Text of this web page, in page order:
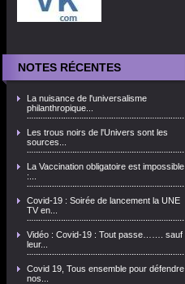
NOTES RÉCENTES
La nuisance de l'universalisme
philanthropique...
Les trous noirs de l'Univers sont les
sources...
La Vaccination obligatoire est impossible
:...
Covid-19 : Soirée de lancement la UNE
TV en...
Vidéo : Covid-19 : Tout passe……. sauf
leur...
Covid 19, Tous ensemble pour défendre
nos...